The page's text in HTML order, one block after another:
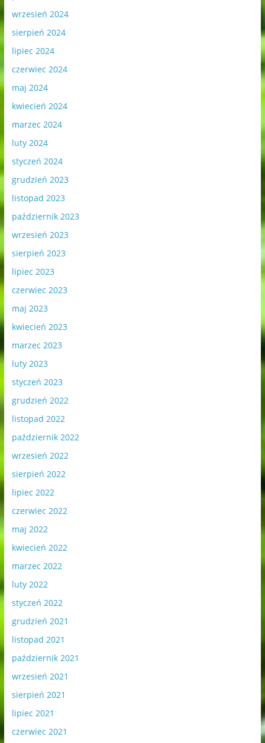
wrzesień 2024
sierpień 2024
lipiec 2024
czerwiec 2024
maj 2024
kwiecień 2024
marzec 2024
luty 2024
styczeń 2024
grudzień 2023
listopad 2023
październik 2023
wrzesień 2023
sierpień 2023
lipiec 2023
czerwiec 2023
maj 2023
kwiecień 2023
marzec 2023
luty 2023
styczeń 2023
grudzień 2022
listopad 2022
październik 2022
wrzesień 2022
sierpień 2022
lipiec 2022
czerwiec 2022
maj 2022
kwiecień 2022
marzec 2022
luty 2022
styczeń 2022
grudzień 2021
listopad 2021
październik 2021
wrzesień 2021
sierpień 2021
lipiec 2021
czerwiec 2021